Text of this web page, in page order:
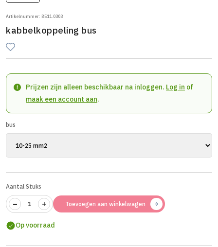
Artikelnummer: B511.0303
kabbelkoppeling bus
Prijzen zijn alleen beschikbaar na inloggen. Log in of
maak een account aan.
bus
Aantal Stuks
Toevoegen aan winkelwagen
Op voorraad